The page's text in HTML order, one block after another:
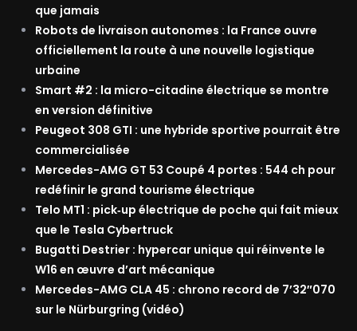
que jamais
Robots de livraison autonomes : la France ouvre
officiellement la route à une nouvelle logistique
urbaine
Smart #2 : la micro-citadine électrique se montre
en version définitive
Peugeot 308 GTI : une hybride sportive pourrait être
commercialisée
Mercedes-AMG GT 53 Coupé 4 portes : 544 ch pour
redéfinir le grand tourisme électrique
Telo MT1 : pick‑up électrique de poche qui fait mieux
que le Tesla Cybertruck
Bugatti Destrier : hypercar unique qui réinvente le
W16 en œuvre d’art mécanique
Mercedes-AMG CLA 45 : chrono record de 7’32″070
sur le Nürburgring (vidéo)